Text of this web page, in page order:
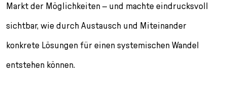
Markt der Möglichkeiten – und machte eindrucksvoll
sichtbar, wie durch Austausch und Miteinander
konkrete Lösungen für einen systemischen Wandel
entstehen können.